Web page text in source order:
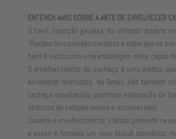
ENTENDA MAIS SOBRE A ARTE DE ENVELHECER
O barril, invenção gaulesa, foi utilizado durante
Pasteur foi o primeiro cientista a notar que os
barril é visto como uma embalagem ativa, capaz
O envelhecimento da cachaça é uma prática
envelhecer destilados. No Brasil, são também
cachaça envelhecida, permitem elaboração de
atributos de sabores únicos e reconhecíveis.
Durante o envelhecimento, o álcool presente na
e assim é formado um novo buquê aromático,